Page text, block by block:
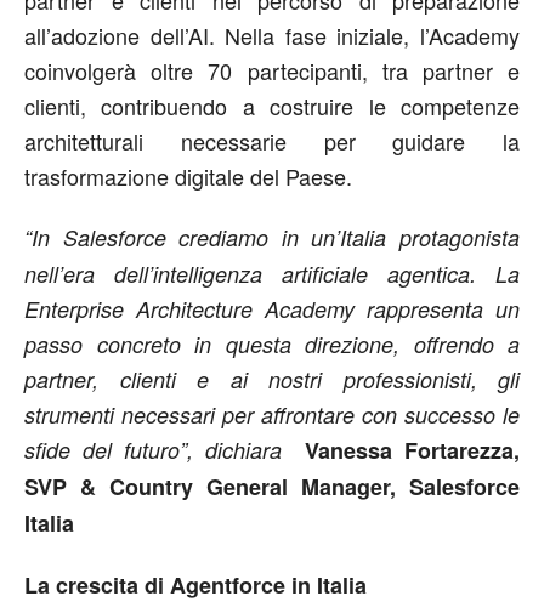
all’adozione dell’AI. Nella fase iniziale, l’Academy
coinvolgerà oltre 70 partecipanti, tra partner e
clienti, contribuendo a costruire le competenze
architetturali necessarie per guidare la
trasformazione digitale del Paese.
“In Salesforce crediamo in un’Italia protagonista
nell’era dell’intelligenza artificiale agentica. La
Enterprise Architecture Academy rappresenta un
passo concreto in questa direzione, offrendo a
partner, clienti e ai nostri professionisti, gli
strumenti necessari per affrontare con successo le
sfide del futuro”, dichiaraVanessa Fortarezza,
SVP & Country General Manager, Salesforce
Italia
La crescita di Agentforce in Italia